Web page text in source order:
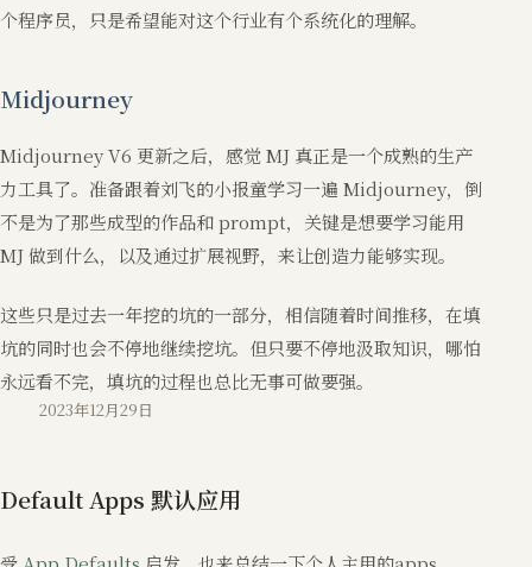
个程序员，只是希望能对这个行业有个系统化的理解。
Midjourney
Midjourney V6 更新之后，感觉 MJ 真正是一个成熟的生产
力工具了。准备跟着刘飞的小报童学习一遍 Midjourney，倒
不是为了那些成型的作品和 prompt，关键是想要学习能用
MJ 做到什么，以及通过扩展视野，来让创造力能够实现。
这些只是过去一年挖的坑的一部分，相信随着时间推移，在填
坑的同时也会不停地继续挖坑。但只要不停地汲取知识，哪怕
永远看不完，填坑的过程也总比无事可做要强。
2023年12月29日
Default Apps 默认应用